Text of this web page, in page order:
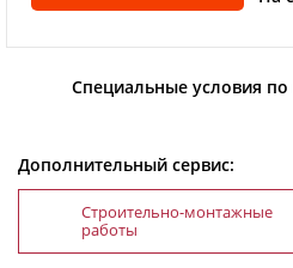
Специальные условия по
Дополнительный сервис:
Строительно-монтажные
работы